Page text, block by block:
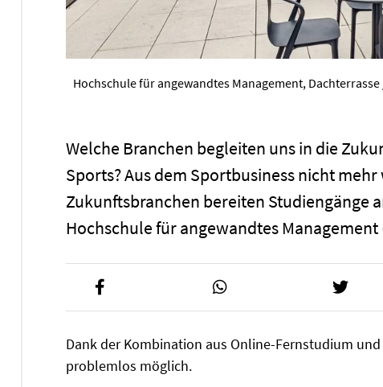
Hochschule für angewandtes Management,
Welche Branchen begleiten uns in die
Sports? Aus dem Sportbusiness nicht
Zukunftsbranchen bereiten Studiengänge
Hochschule für angewandtes Management
Dank der Kombination aus Online-Fernstudium
problemlos möglich.